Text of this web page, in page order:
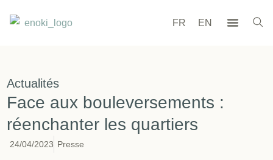
FR EN
Actualités
Face aux bouleversements :
réenchanter les quartiers
24/04/2023 Presse